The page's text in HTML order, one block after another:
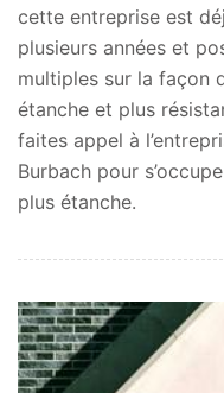
cette entreprise est
plusieurs années et
multiples sur la façon
étanche et plus
faites appel à
Burbach pour
plus étanche.